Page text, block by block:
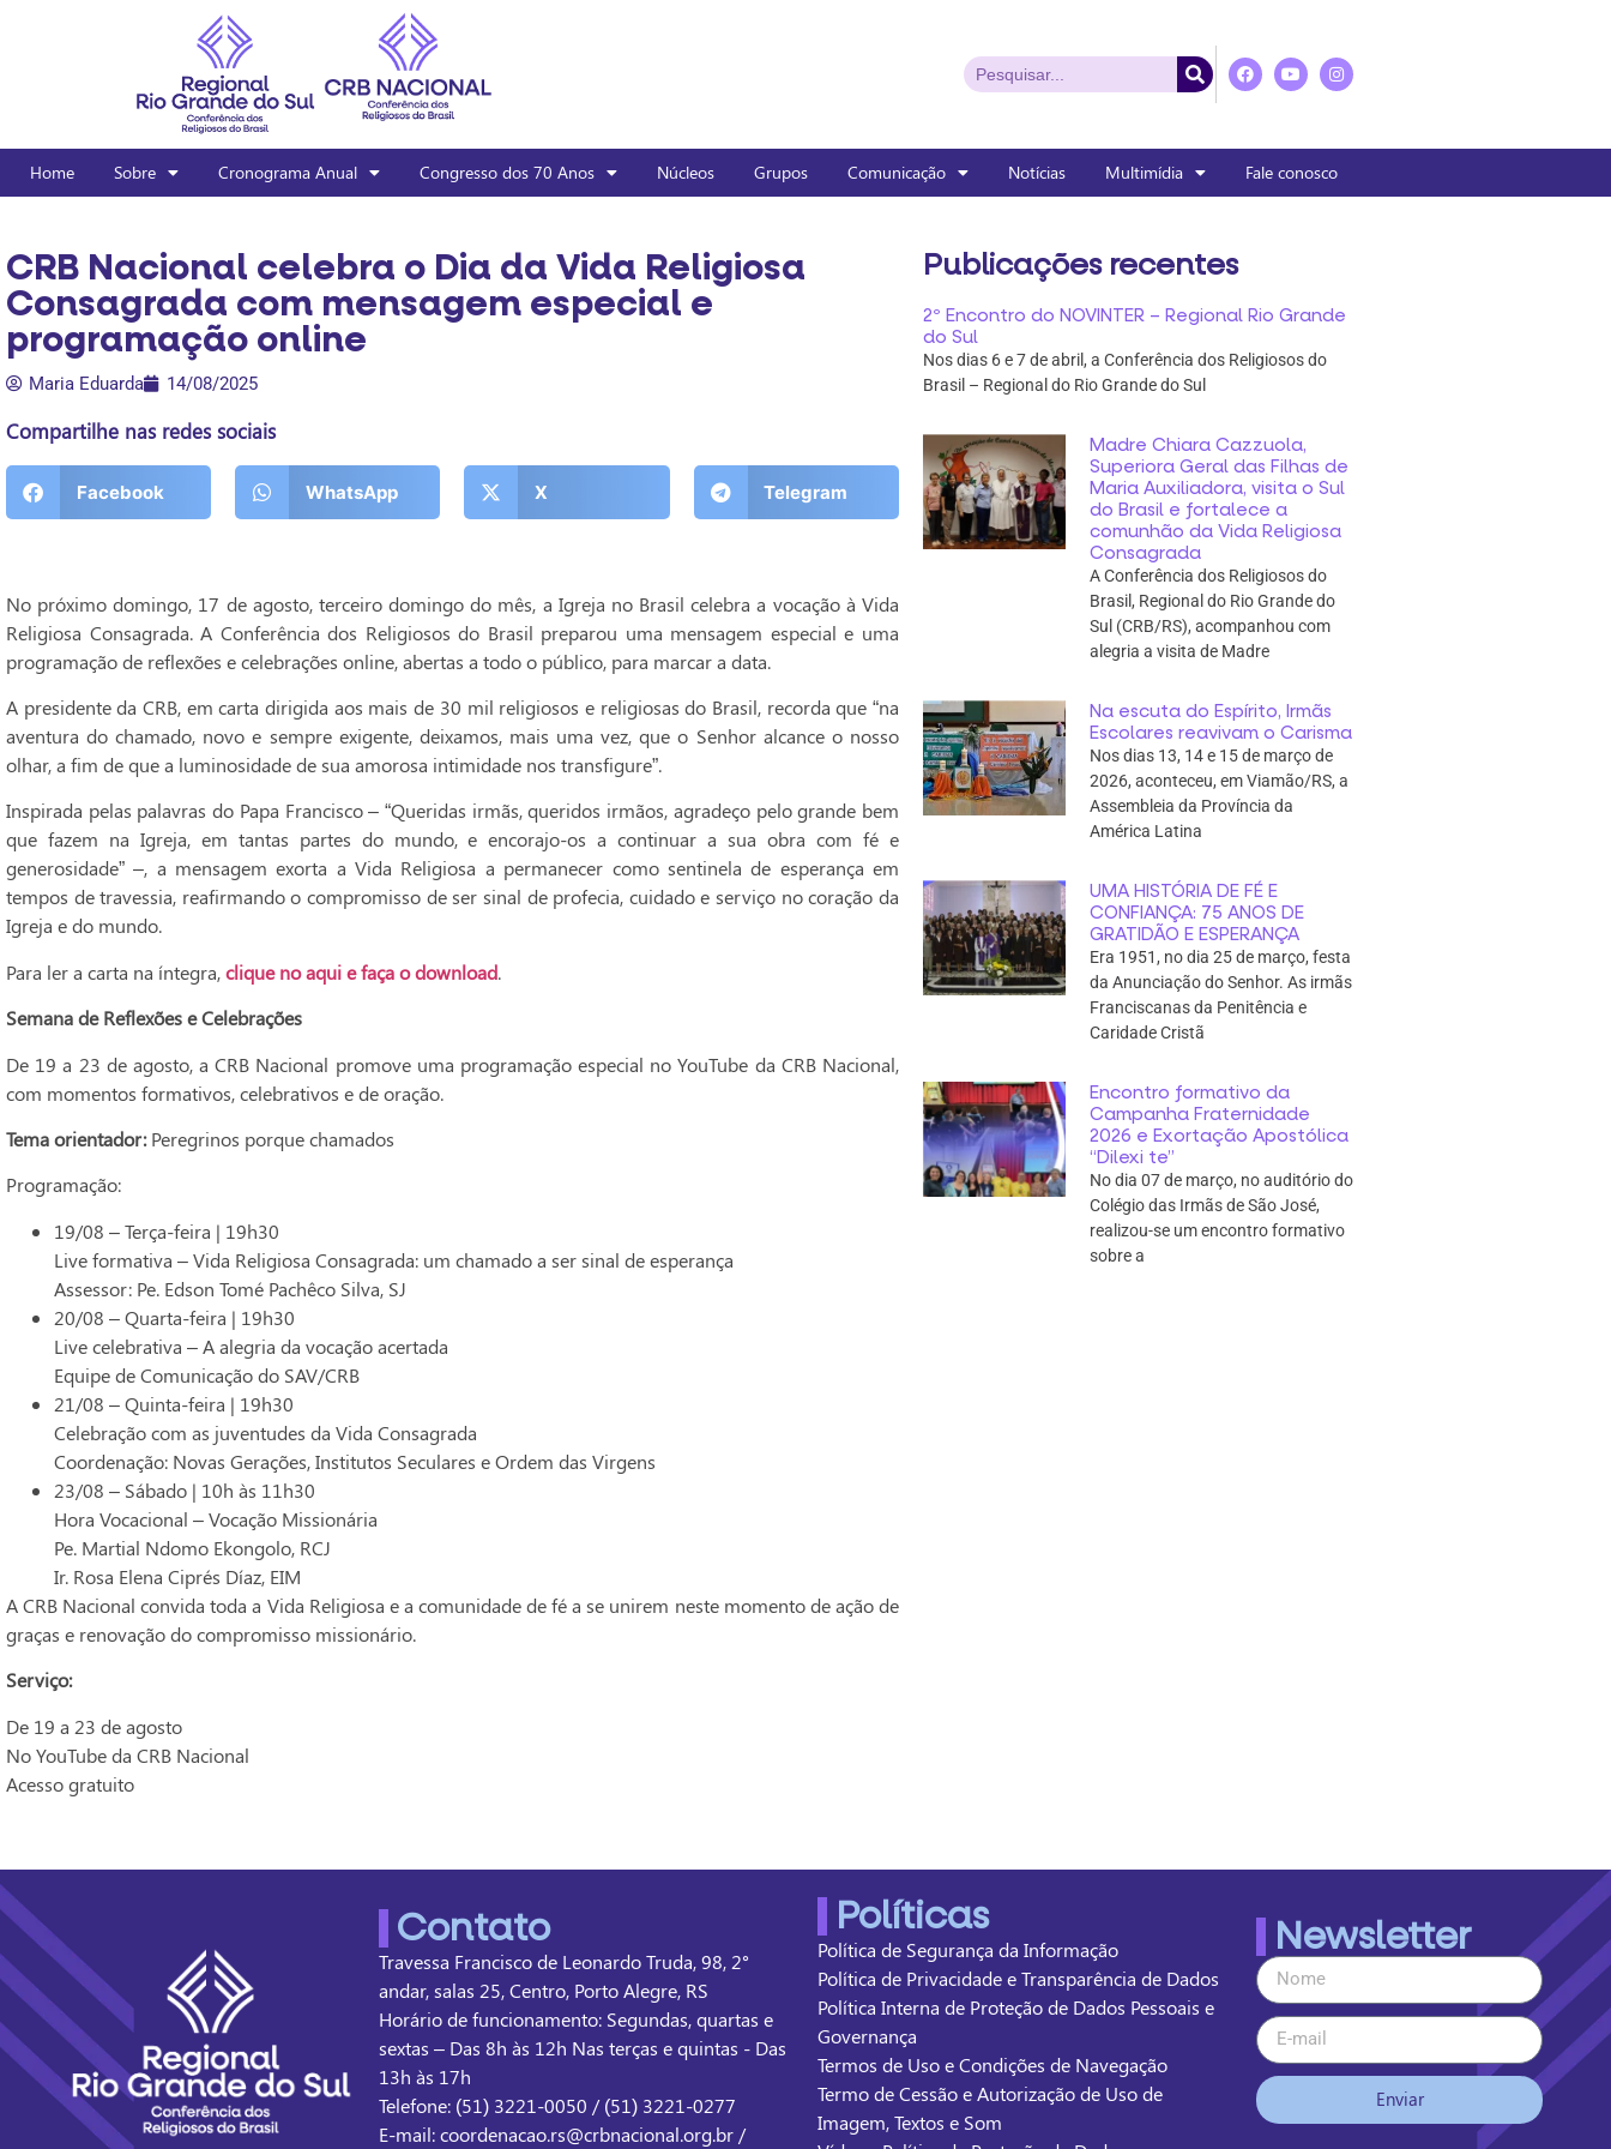
Home Sobre Cronograma Anual Congresso dos 70 Anos Núcleos Grupos Comunicação Notícias Multimídia Fale conosco
CRB Nacional celebra o Dia da Vida Religiosa
Consagrada com mensagem especial e
programação online
Maria Eduarda 14/08/2025
Compartilhe nas redes sociais
Facebook WhatsApp X Telegram
No próximo domingo, 17 de agosto, terceiro domingo do mês, a Igreja no Brasil celebra a vocação à Vida
Religiosa Consagrada. A Conferência dos Religiosos do Brasil preparou uma mensagem especial e uma
programação de reflexões e celebrações online, abertas a todo o público, para marcar a data.
A presidente da CRB, em carta dirigida aos mais de 30 mil religiosos e religiosas do Brasil, recorda que “na
aventura do chamado, novo e sempre exigente, deixamos, mais uma vez, que o Senhor alcance o nosso
olhar, a fim de que a luminosidade de sua amorosa intimidade nos transfigure”.
Inspirada pelas palavras do Papa Francisco – “Queridas irmãs, queridos irmãos, agradeço pelo grande bem
que fazem na Igreja, em tantas partes do mundo, e encorajo-os a continuar a sua obra com fé e
generosidade” –, a mensagem exorta a Vida Religiosa a permanecer como sentinela de esperança em
tempos de travessia, reafirmando o compromisso de ser sinal de profecia, cuidado e serviço no coração da
Igreja e do mundo.
Para ler a carta na íntegra,clique no aqui e faça o download.
Semana de Reflexões e Celebrações
De 19 a 23 de agosto, a CRB Nacional promove uma programação especial no YouTube da CRB Nacional,
com momentos formativos, celebrativos e de oração.
Tema orientador:Peregrinos porque chamados
Programação:
19/08 – Terça-feira | 19h30
Live formativa – Vida Religiosa Consagrada: um chamado a ser sinal de esperança
Assessor: Pe. Edson Tomé Pachêco Silva, SJ
20/08 – Quarta-feira | 19h30
Live celebrativa – A alegria da vocação acertada
Equipe de Comunicação do SAV/CRB
21/08 – Quinta-feira | 19h30
Celebração com as juventudes da Vida Consagrada
Coordenação: Novas Gerações, Institutos Seculares e Ordem das Virgens
23/08 – Sábado | 10h às 11h30
Hora Vocacional – Vocação Missionária
Pe. Martial Ndomo Ekongolo, RCJ
Ir. Rosa Elena Ciprés Díaz, EIM
A CRB Nacional convida toda a Vida Religiosa e a comunidade de fé a se unirem neste momento de ação de
graças e renovação do compromisso missionário.
Serviço:
De 19 a 23 de agosto
No YouTube da CRB Nacional
Acesso gratuito
Publicações recentes
2º Encontro do NOVINTER – Regional Rio Grande
do Sul
Nos dias 6 e 7 de abril, a Conferência dos Religiosos do
Brasil – Regional do Rio Grande do Sul
Madre Chiara Cazzuola,
Superiora Geral das Filhas de
Maria Auxiliadora, visita o Sul
do Brasil e fortalece a
comunhão da Vida Religiosa
Consagrada
A Conferência dos Religiosos do
Brasil, Regional do Rio Grande do
Sul (CRB/RS), acompanhou com
alegria a visita de Madre
Na escuta do Espírito, Irmãs
Escolares reavivam o Carisma
Nos dias 13, 14 e 15 de março de
2026, aconteceu, em Viamão/RS, a
Assembleia da Província da
América Latina
UMA HISTÓRIA DE FÉ E
CONFIANÇA: 75 ANOS DE
GRATIDÃO E ESPERANÇA
Era 1951, no dia 25 de março, festa
da Anunciação do Senhor. As irmãs
Franciscanas da Penitência e
Caridade Cristã
Encontro formativo da
Campanha Fraternidade
2026 e Exortação Apostólica
“Dilexi te”
No dia 07 de março, no auditório do
Colégio das Irmãs de São José,
realizou-se um encontro formativo
sobre a
Contato
Travessa Francisco de Leonardo Truda, 98, 2°
andar, salas 25, Centro, Porto Alegre, RS
Horário de funcionamento: Segundas, quartas e
sextas – Das 8h às 12h Nas terças e quintas - Das
13h às 17h
Telefone: (51) 3221-0050 / (51) 3221-0277
E-mail: coordenacao.rs@crbnacional.org.br /
Políticas
Política de Segurança da Informação
Política de Privacidade e Transparência de Dados
Política Interna de Proteção de Dados Pessoais e
Governança
Termos de Uso e Condições de Navegação
Termo de Cessão e Autorização de Uso de
Imagem, Textos e Som
Newsletter
Enviar